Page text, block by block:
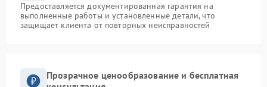
Предоставляется документированная гарантия на
выполненные работы и установленные детали, что
защищает клиента от повторных неисправностей
Прозрачное ценообразование и бесплатная